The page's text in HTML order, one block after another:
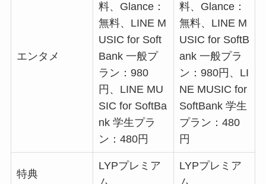
エンタメ
料、Glance：
無料、LINE M
USIC for Soft
Bank 一般プ
ラン：980
円、LINE MU
SIC for SoftBa
nk 学生プラ
ン：480円
料、Glance：
無料、LINE M
USIC for SoftB
ank 一般プラ
ン：980円、LI
NE MUSIC for
SoftBank 学生
プラン：480
円
特典
LYPプレミア
LYPプレミア